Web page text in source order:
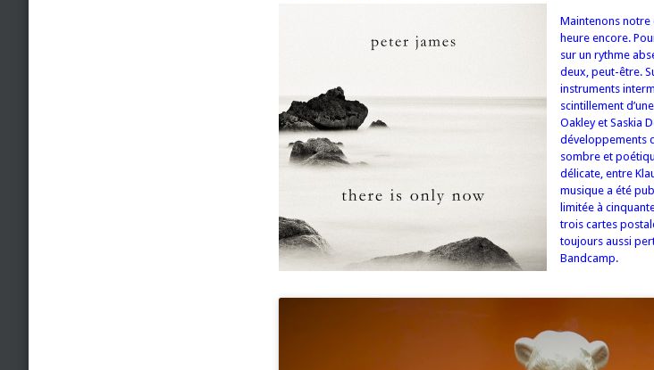
Maintenons notre
heure encore.
sur un rythme
deux, peut-être.
instruments
scintillement
Oakley et Saskia
développements
sombre et
délicate, entre
musique a été
limitée à
trois cartes
toujours aussi
Bandcamp.